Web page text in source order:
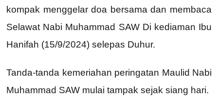
kompak menggelar doa bersama dan membaca
Selawat Nabi Muhammad SAW Di kediaman Ibu
Hanifah (15/9/2024) selepas Duhur.
Tanda-tanda kemeriahan peringatan Maulid Nabi
Muhammad SAW mulai tampak sejak siang hari.